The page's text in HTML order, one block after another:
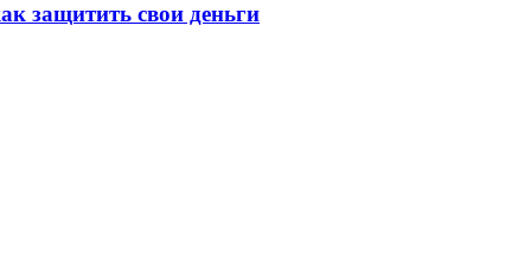
защитить свои деньги